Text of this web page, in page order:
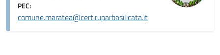
PEC:
comune.maratea@cert.ruparbasilicata.it